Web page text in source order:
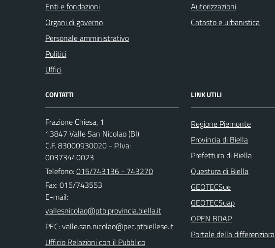
Enti e fondazioni
Organi di governo
Personale amministrativo
Politici
Uffici
Autorizzazioni
Catasto e urbanistica
CONTATTI
Frazione Chiesa, 1
13847 Valle San Nicolao (BI)
C.F. 83000930020 - P.Iva:
00373440023
Telefono:015/743136 - 743270
Fax: 015/743553
E-mail:
PEC:
Ufficio Relazioni con il Pubblico
LINK UTILI
Regione Piemonte
Provincia di Biella
Prefettura di Biella
Questura di Biella
GEOTECSue
GEOTECSuap
OPEN BDAP
Portale della differenziara